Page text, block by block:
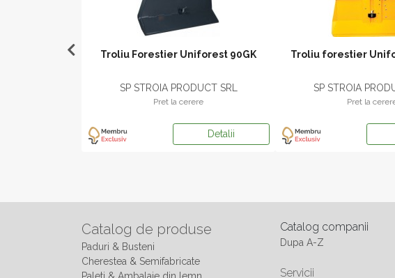
Troliu Forestier Uniforest 90GK
SP STROIA PRODUCT SRL
Pret la cerere
Detalii
Troliu forestier
SP STROIA
Pret la
Catalog de produse
Paduri & Busteni
Cherestea & Semifabricate
Paleti & Ambalaje din lemn
Catalog companii
Dupa A-Z
Servicii